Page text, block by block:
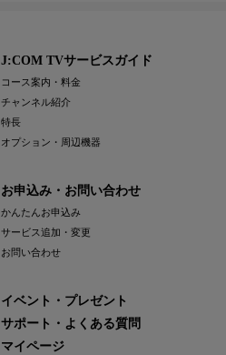
J:COM TVサービスガイド
コース案内・料金
チャンネル紹介
特長
オプション・周辺機器
お申込み・お問い合わせ
かんたんお申込み
サービス追加・変更
お問い合わせ
イベント・プレゼント
サポート・よくある質問
マイページ